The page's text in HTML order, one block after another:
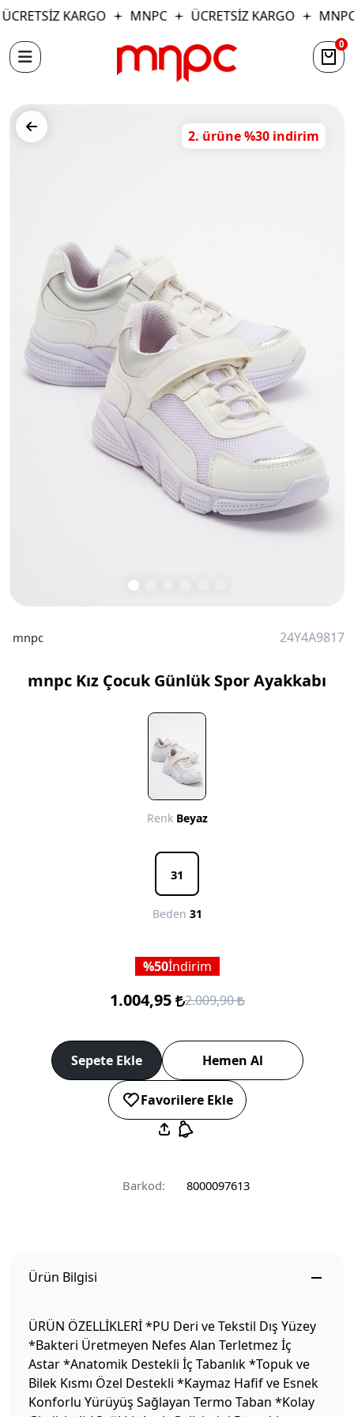
KARGO MNPC ÜCRETSİZ KARGO MNPC
0
2. ürüne %30 indirim
mnpc 24Y4A9817
mnpc Kız Çocuk Günlük Spor Ayakkabı
Renk Beyaz
31
Beden 31
50İndirim
1.004,95 2.009,90
Sepete Ekle Hemen Al
Favorilere Ekle
Barkod: 8000097613
Ürün Bilgisi
ÜRÜN ÖZELLİKLERİ *PU Deri ve Tekstil Dış Yüzey
*Bakteri Üretmeyen Nefes Alan Terletmez İç
Astar *Anatomik Destekli İç Tabanlık *Topuk ve
Bilek Kısmı Özel Destekli *Kaymaz Hafif ve Esnek
Konforlu Yürüyüş Sağlayan Termo Taban *Kolay